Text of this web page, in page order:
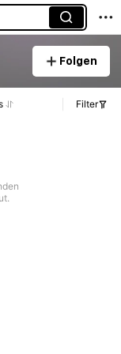
Folgen
Filter